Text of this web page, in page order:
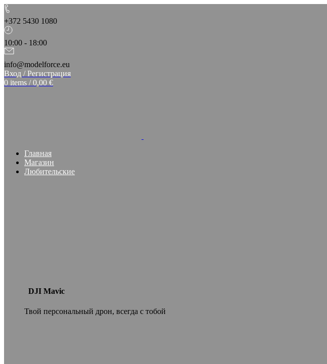
+372 5430 1080
10:00 - 18:00
info@modelforce.eu
Вход / Регистрация
0 items / 0,00 €
Главная
Магазин
Любительские
DJI Mavic
Твой персональный дрон, всегда с тобой